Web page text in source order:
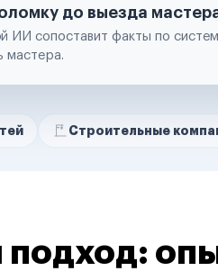
до выезда
ИИ сопоставит факты по
мастера.
компании